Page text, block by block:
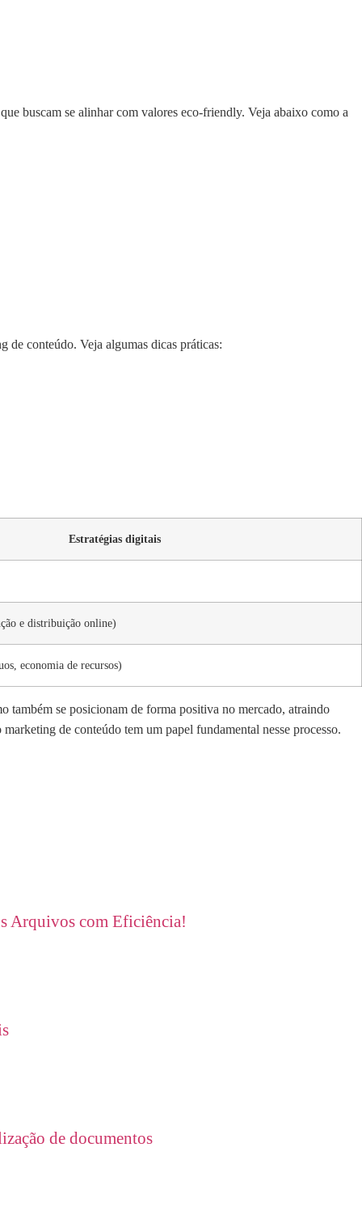
buscam se alinhar com valores eco-friendly. Veja abaixo como a
de conteúdo. Veja algumas dicas práticas:
Estratégias digitais
e distribuição online)
economia de recursos)
também se posicionam de forma positiva no mercado, atraindo
de conteúdo tem um papel fundamental nesse processo.
Arquivos com Eficiência!
de documentos